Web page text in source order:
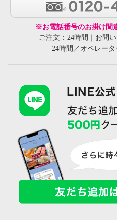
※お電話番号のお掛け間
ご注文：24時間｜お問
24時間／オペレータ